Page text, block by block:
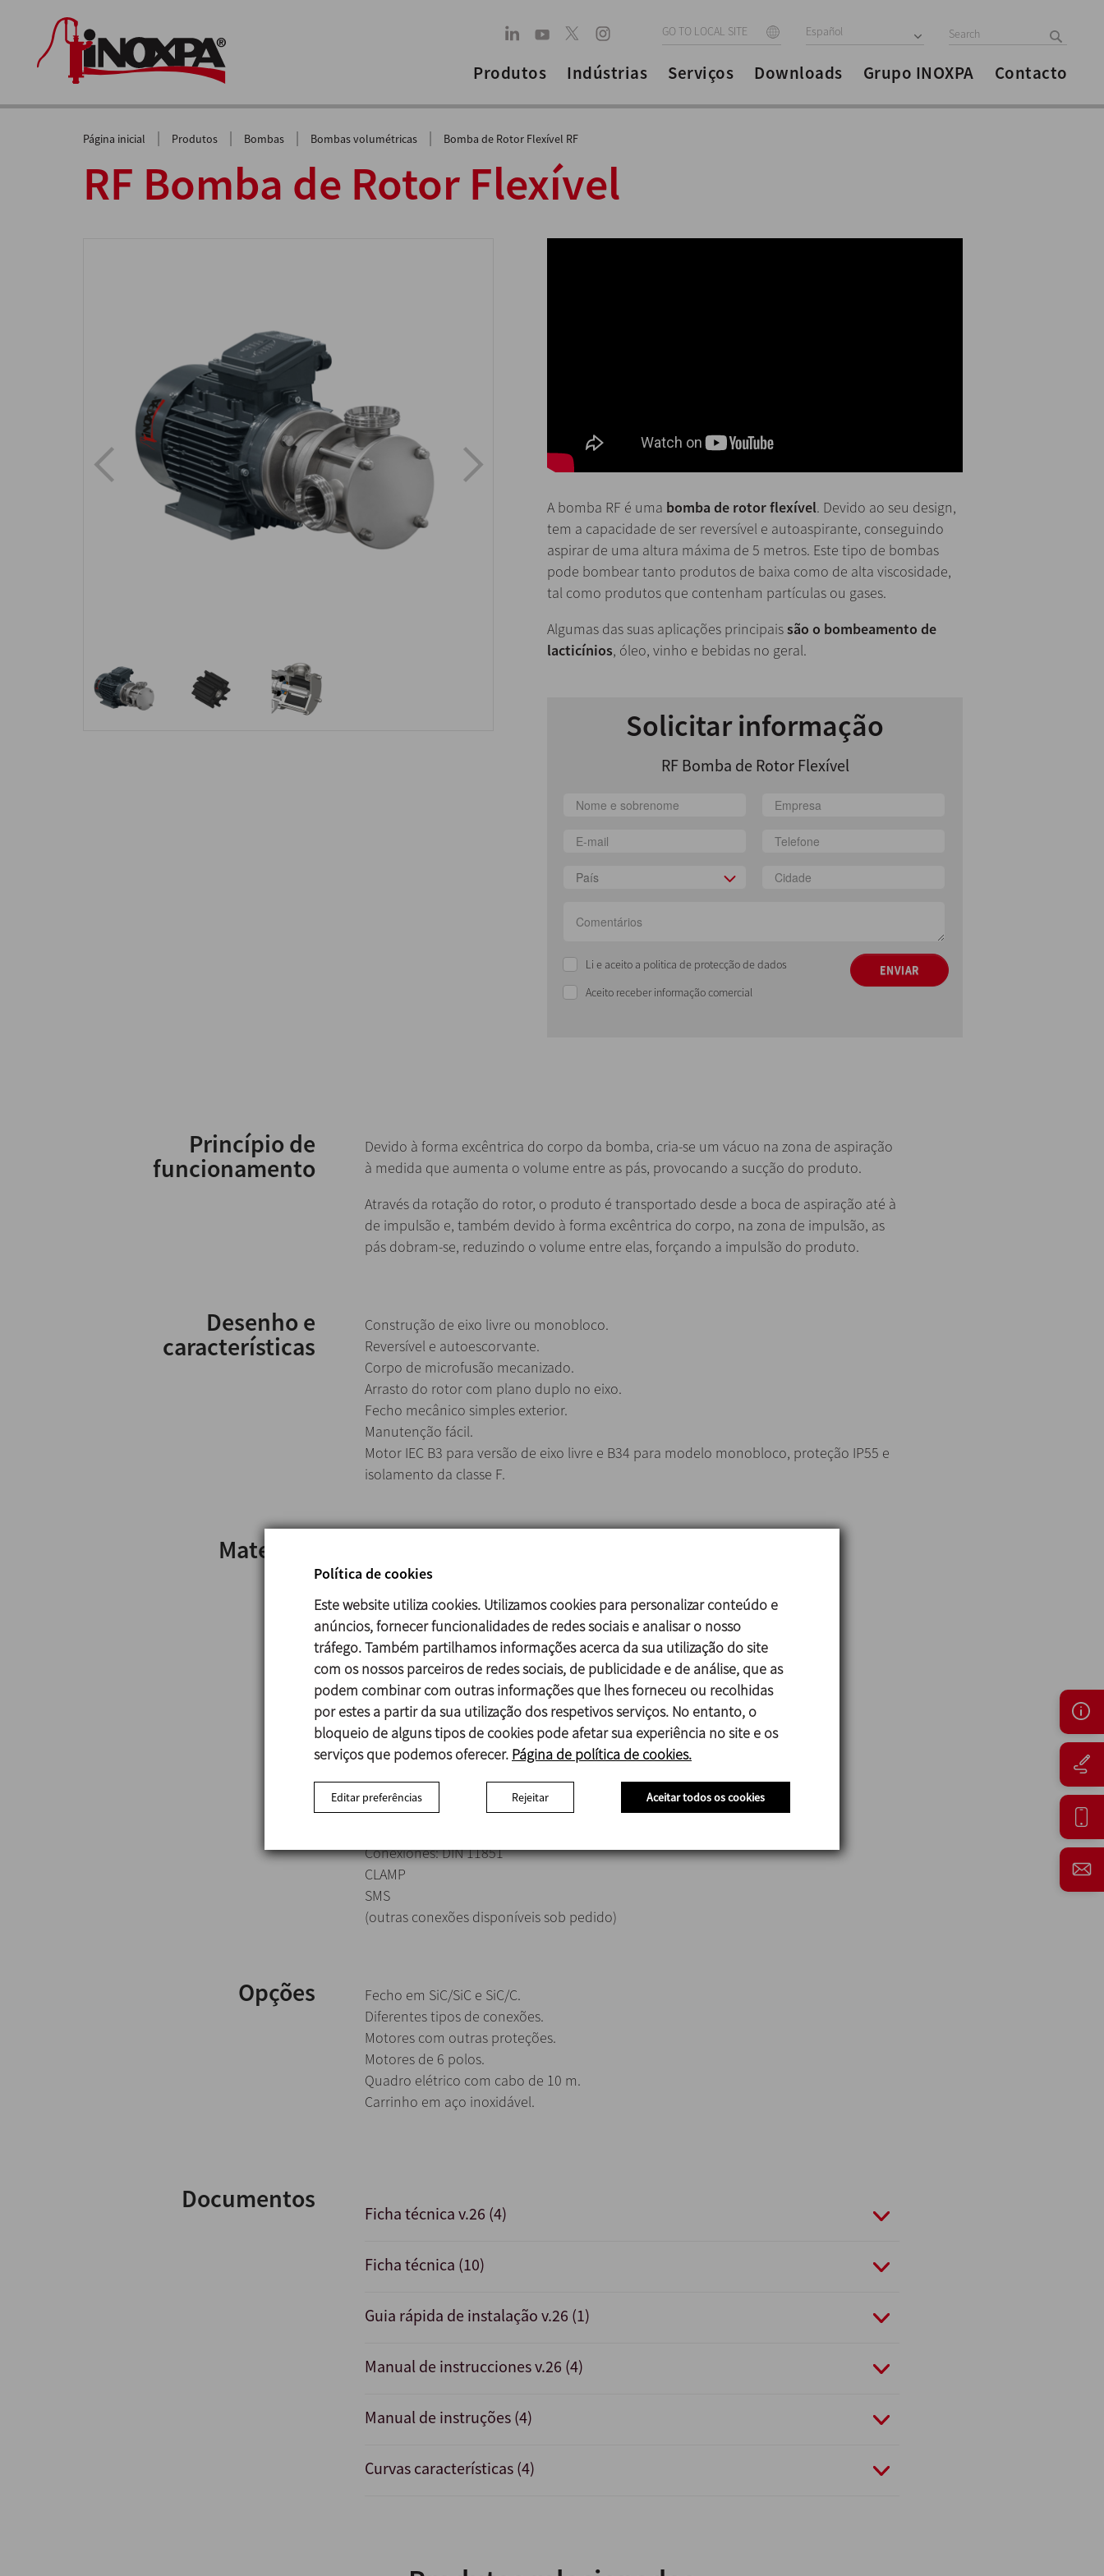
GO TO LOCAL SITE Español
Produtos Indústrias Serviços Downloads Grupo INOXPA Contacto
Página inicial | Produtos | Bombas | Bombas volumétricas | Bomba de Rotor Flexível RF
RF Bomba de Rotor Flexível
A bomba RF é uma bomba de rotor flexível. Devido ao seu design,
tem a capacidade de ser reversível e autoaspirante, conseguindo
aspirar de uma altura máxima de 5 metros. Este tipo de bombas
pode bombear tanto produtos de baixa como de alta viscosidade,
tal como produtos que contenham partículas ou gases.
Algumas das suas aplicações principaissão o bombeamento de
lacticínios, óleo, vinho e bebidas no geral.
Solicitar informação
RF Bomba de Rotor Flexível
País
Li e aceito a politica de protecção de dados
Aceito receber informação comercial
ENVIAR
Princípio de
funcionamento
Devido à forma excêntrica do corpo da bomba, cria-se um vácuo na zona de aspiração
à medida que aumenta o volume entre as pás, provocando a sucção do produto.
Através da rotação do rotor, o produto é transportado desde a boca de aspiração até à
de impulsão e, também devido à forma excêntrica do corpo, na zona de impulsão, as
pás dobram-se, reduzindo o volume entre elas, forçando a impulsão do produto.
Desenho e
características
Construção de eixo livre ou monobloco.
Reversível e autoescorvante.
Corpo de microfusão mecanizado.
Arrasto do rotor com plano duplo no eixo.
Fecho mecânico simples exterior.
Manutenção fácil.
Motor IEC B3 para versão de eixo livre e B34 para modelo monobloco, proteção IP55 e
isolamento da classe F.
Materiais
Outras peças de aço 1.4301 (AISI 304)
Lanterna e suporte de rolamentos CF8
Rotor CR (Neopreno)
Juntas em contacto com o produto FPM (standard) - EPDM
Fecho mecânico:
Parte rotativa Grafite (C)
Parte estacionária Carburo de Silicio (SiC)
Juntas FPM
Interno Polido brilhante Ra<0,8 μm
Externo Mate
Conexiones: DIN 11851
CLAMP
SMS
(outras conexões disponíveis sob pedido)
Opções
Fecho em SiC/SiC e SiC/C.
Diferentes tipos de conexões.
Motores com outras proteções.
Motores de 6 polos.
Quadro elétrico com cabo de 10 m.
Carrinho em aço inoxidável.
Documentos Ficha técnica v.26 (4)
Ficha técnica (10)
Guia rápida de instalação v.26 (1)
Manual de instrucciones v.26 (4)
Manual de instruções (4)
Curvas características (4)
Política de cookies
Este website utiliza cookies. Utilizamos cookies para personalizar conteúdo e
anúncios, fornecer funcionalidades de redes sociais e analisar o nosso
tráfego. Também partilhamos informações acerca da sua utilização do site
com os nossos parceiros de redes sociais, de publicidade e de análise, que as
podem combinar com outras informações que lhes forneceu ou recolhidas
por estes a partir da sua utilização dos respetivos serviços. No entanto, o
bloqueio de alguns tipos de cookies pode afetar sua experiência no site e os
serviços que podemos oferecer. Página de política de cookies.
Editar preferências Rejeitar Aceitar todos os cookies